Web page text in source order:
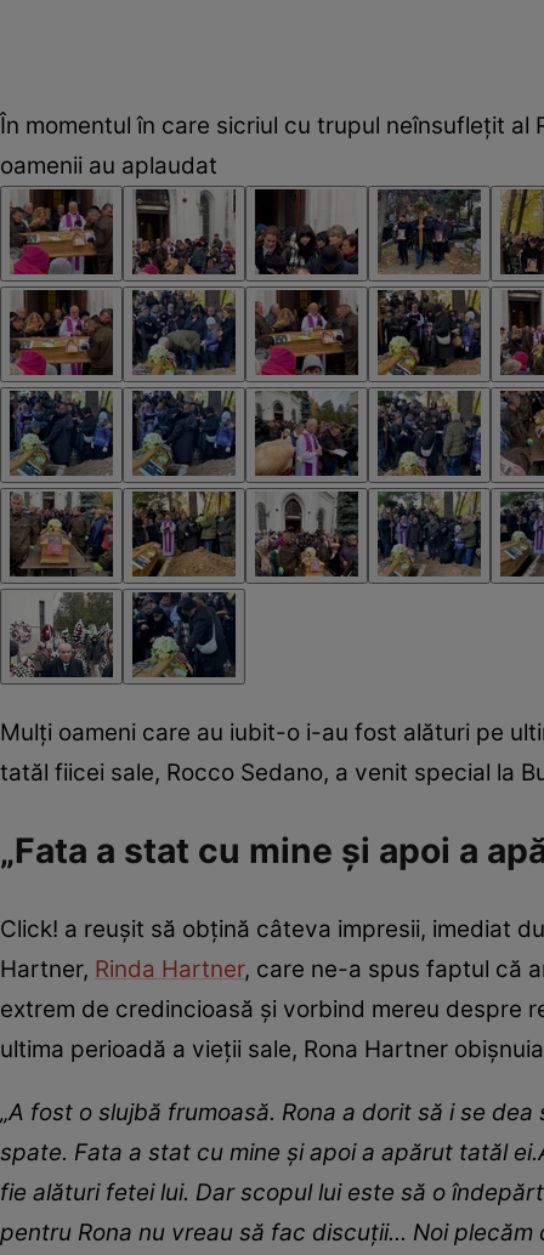
În momentul în care sicriul cu trupul neînsuflețit
oamenii au aplaudat
Mulți oameni care au iubit-o i-au fost alături pe
tatăl fiicei sale, Rocco Sedano, a venit special la
„Fata a stat cu mine și apoi a
Click! a reușit să obțină câteva impresii, imediat
Hartner, Rinda Hartner, care ne-a spus faptul că
extrem de credincioasă și vorbind mereu despre
ultima perioadă a vieții sale, Rona Hartner
„A fost o slujbă frumoasă. Rona a dorit să i se
spate. Fata a stat cu mine și apoi a apărut tatăl
fie alături fetei lui. Dar scopul lui este să o
pentru Rona nu vreau să fac discuții... Noi